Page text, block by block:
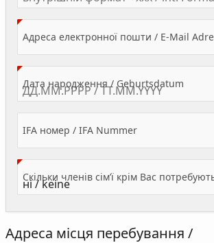
Адреса електронної пошти / E-Mail
Дата народження / Geburtsdatum
IFA номер / IFA Nummer
Адреса місця перебування /